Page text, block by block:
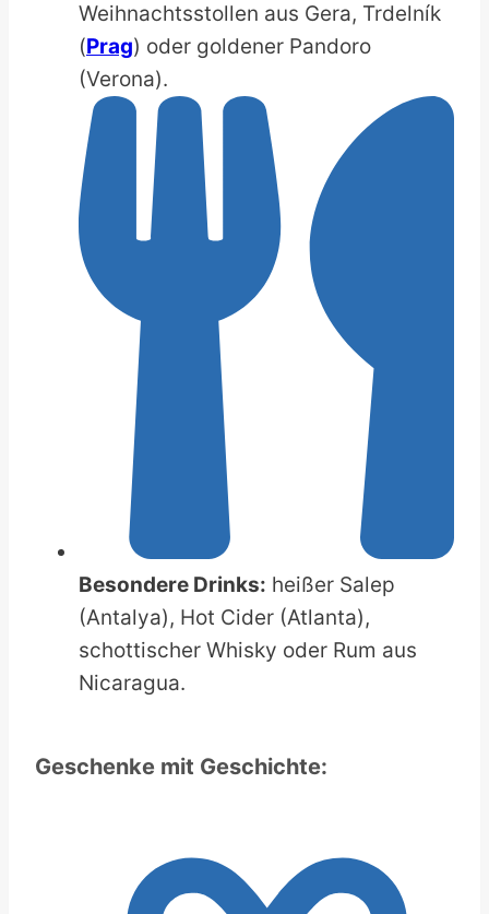
Weihnachtsstollen aus Gera, Trdelník
(Prag) oder goldener Pandoro
(Verona).
Besondere Drinks: heißer Salep
(Antalya), Hot Cider (Atlanta),
schottischer Whisky oder Rum aus
Nicaragua.
Geschenke mit Geschichte: